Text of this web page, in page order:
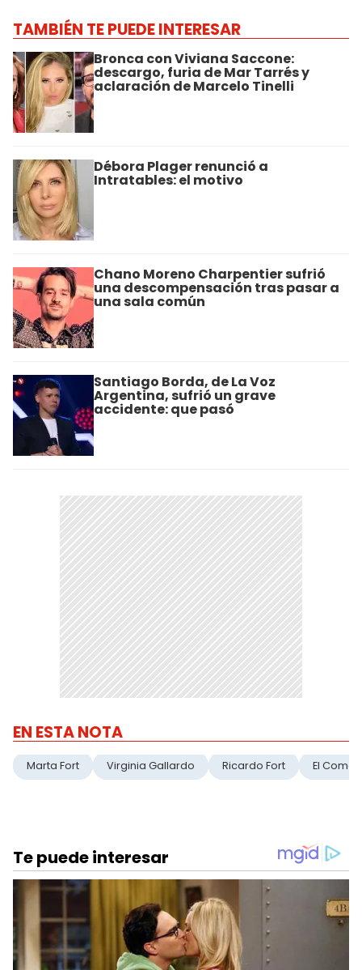
TAMBIÉN TE PUEDE INTERESAR
Bronca con Viviana Saccone:
descargo, furia de Mar Tarrés y
aclaración de Marcelo Tinelli
Débora Plager renunció a
Intratables: el motivo
Chano Moreno Charpentier sufrió
una descompensación tras pasar a
una sala común
Santiago Borda, de La Voz
Argentina, sufrió un grave
accidente: que pasó
EN ESTA NOTA
Marta Fort Virginia Gallardo Ricardo Fort El